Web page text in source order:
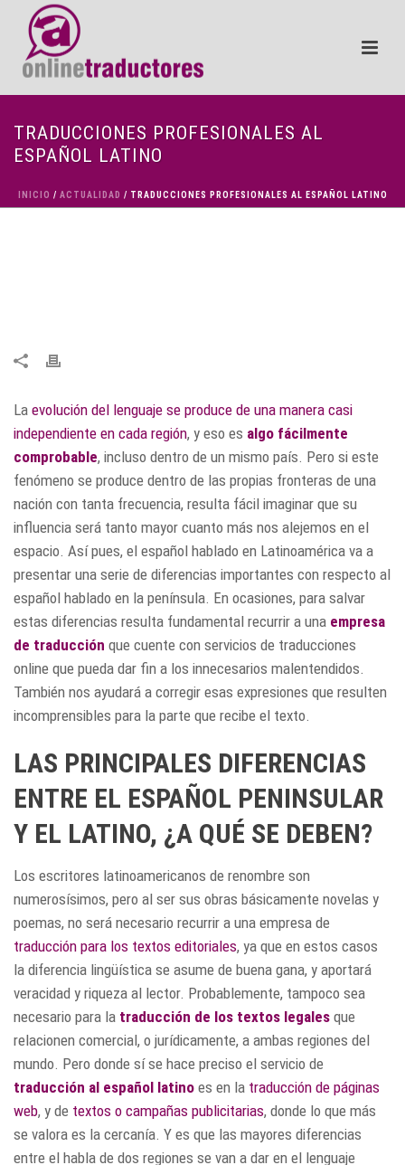
TRADUCCIONES PROFESIONALES AL
ESPAÑOL LATINO
INICIO / ACTUALIDAD / TRADUCCIONES PROFESIONALES AL ESPAÑOL LATINO
La evolución del lenguaje se produce de una manera casi
independiente en cada región, y eso es algo fácilmente
comprobable, incluso dentro de un mismo país. Pero si este
fenómeno se produce dentro de las propias fronteras de una
nación con tanta frecuencia, resulta fácil imaginar que su
influencia será tanto mayor cuanto más nos alejemos en el
espacio. Así pues, el español hablado en Latinoamérica va a
presentar una serie de diferencias importantes con respecto al
español hablado en la península. En ocasiones, para salvar
estas diferencias resulta fundamental recurrir a una empresa
de traducción que cuente con servicios de traducciones
online que pueda dar fin a los innecesarios malentendidos.
También nos ayudará a corregir esas expresiones que resulten
incomprensibles para la parte que recibe el texto.
LAS PRINCIPALES DIFERENCIAS
ENTRE EL ESPAÑOL PENINSULAR
Y EL LATINO, ¿A QUÉ SE DEBEN?
Los escritores latinoamericanos de renombre son
numerosísimos, pero al ser sus obras básicamente novelas y
poemas, no será necesario recurrir a una empresa de
traducción para los textos editoriales, ya que en estos casos
la diferencia lingüística se asume de buena gana, y aportará
veracidad y riqueza al lector. Probablemente, tampoco sea
necesario para la traducción de los textos legales que
relacionen comercial, o jurídicamente, a ambas regiones del
mundo. Pero donde sí se hace preciso el servicio de
traducción al español latino es en la traducción de páginas
web, y de textos o campañas publicitarias, donde lo que más
se valora es la cercanía. Y es que las mayores diferencias
entre el habla de dos regiones se van a dar en el lenguaje